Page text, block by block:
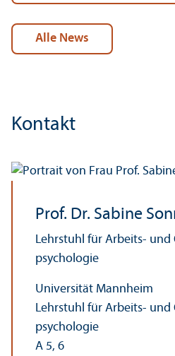
alle News
Kontakt
Prof. Dr. Sabine
Lehr­stuhl für Arbeits-
psychologie
Universität Mannheim
Lehr­stuhl für Arbeits-
psychologie
A 5, 6